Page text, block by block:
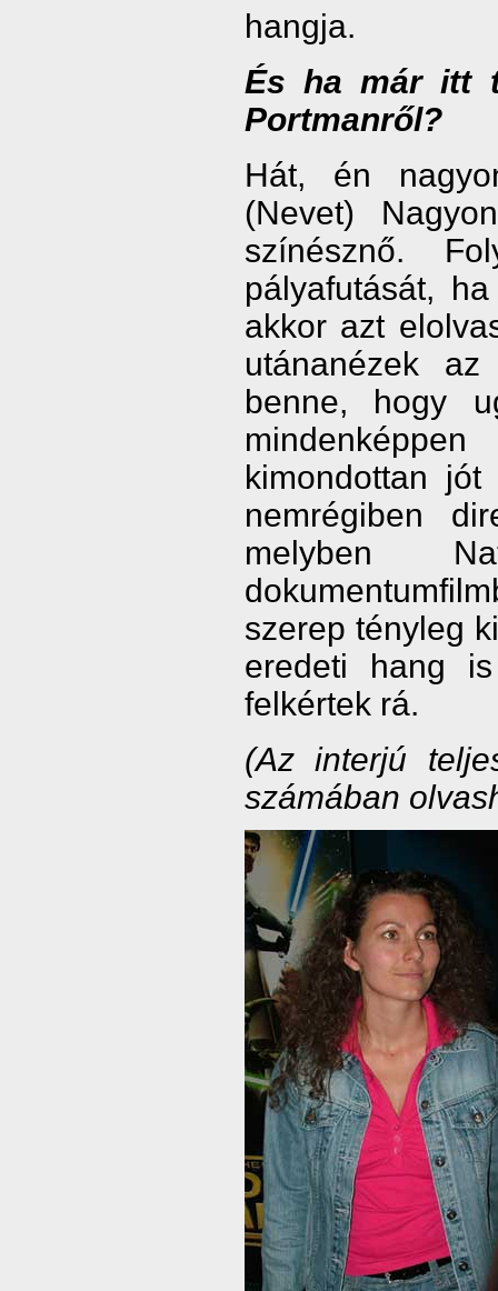
hangja.
És ha már itt
Portmanről?
Hát, én
(Nevet)
színésznő.
pályafutását,
akkor azt
utánanézek
benne, hogy
kimondottan
nemrégiben
melyben
szerep tényleg
eredeti hang
felkértek rá.
(Az interjú
számában